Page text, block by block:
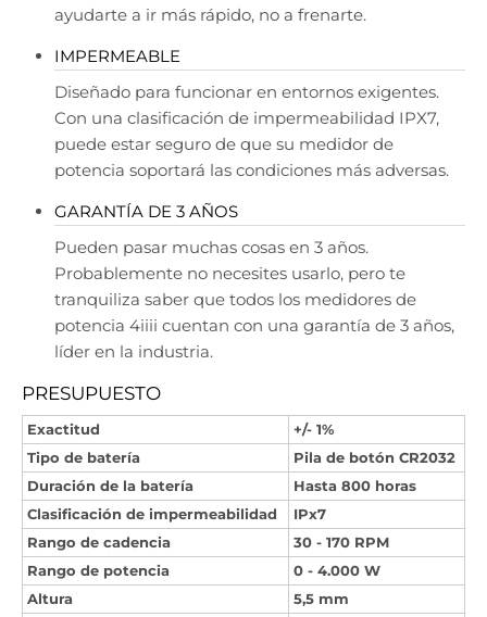
ayudarte a ir más rápido, no a frenarte.
IMPERMEABLE
Diseñado para funcionar en entornos exigentes.
Con una clasificación de impermeabilidad IPX7,
puede estar seguro de que su medidor de
potencia soportará las condiciones más adversas.
GARANTÍA DE 3 AÑOS
Pueden pasar muchas cosas en 3 años.
Probablemente no necesites usarlo, pero te
tranquiliza saber que todos los medidores de
potencia 4iiii cuentan con una garantía de 3 años,
líder en la industria.
PRESUPUESTO
Exactitud
+/- 1%
Tipo de batería
Pila de botón CR2032
Duración de la batería
Hasta 800 horas
Clasificación de impermeabilidad
IPx7
Rango de cadencia
30 - 170 RPM
Rango de potencia
0 - 4.000 W
Altura
5,5 mm